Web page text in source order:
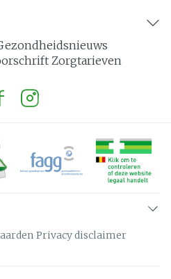
Zorgtarieven
Privacy disclaimer